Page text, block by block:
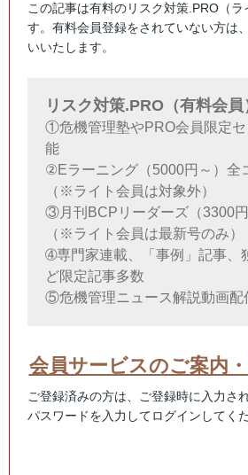
この記事は有料のリスク対策.PRO（
す。有料会員登録をされていない方は
いいたします。
リスク対策.PRO（有料会
①危機管理塾やPRO会員限定
能
②Eラーニング（5000円～）全
（※ライト会員は対象外）
③月刊BCPリーダーズ（3300
（※ライト会員は最新号のみ）
➃専門家連載、「事例」記事、
ど限定記事多数
⑤危機管理ニュース解説動
会員サービスのご案内
ご登録済みの方は、ご登録時に入力さ
パスワードを入力してログインしてくだ